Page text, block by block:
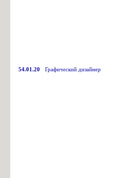
54.01.20 Графический дизайнер